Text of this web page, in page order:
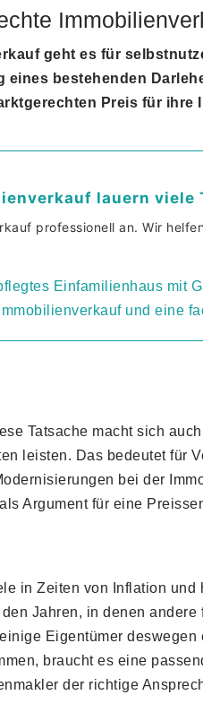
geht es für
eines bestehenden
Preis für ihre
lauern viele
professionell an. Wir
Tatsache macht sich
leisten. Das bedeutet für
bei der
Argument für eine
in Zeiten von Inflation
den Jahren, in denen
Eigentümer
braucht es eine
der richtige